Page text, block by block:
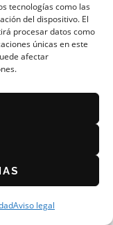
tecnologías como las
del dispositivo. El
procesar datos como
únicas en este
afectar
Aviso legal